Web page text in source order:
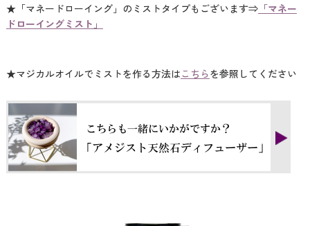
★「マネードローイング」のミストタイプもございます⇒「マネー
ドローイングミスト」
★マジカルオイルでミストを作る方法はこちらを参照してください